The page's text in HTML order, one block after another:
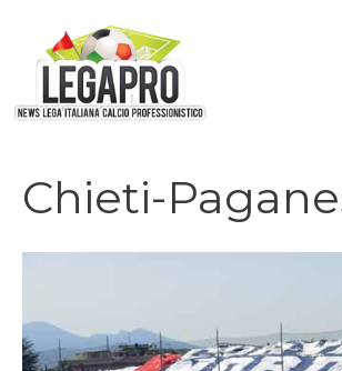
contenuto
Chieti-